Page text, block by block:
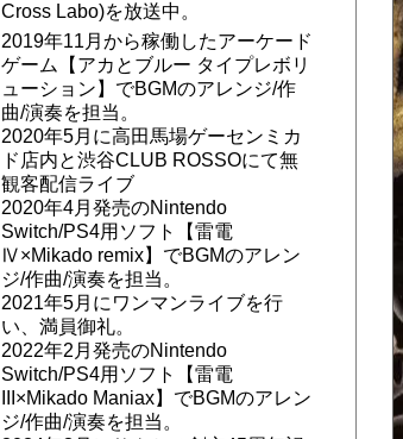
Cross Labo)を放送中。
2019年11月から稼働したアーケード
ゲーム【アカとブルー タイプレボリ
ューション】でBGMのアレンジ/作
曲/演奏を担当。
2020年5月に高田馬場ゲーセンミカ
ド店内と渋谷CLUB ROSSOにて無
観客配信ライブ
2020年4月発売のNintendo
Switch/PS4用ソフト【雷電
Ⅳ×Mikado remix】でBGMのアレン
ジ/作曲/演奏を担当。
2021年5月にワンマンライブを行
い、満員御礼。
2022年2月発売のNintendo
Switch/PS4用ソフト【雷電
III×Mikado Maniax】でBGMのアレン
ジ/作曲/演奏を担当。